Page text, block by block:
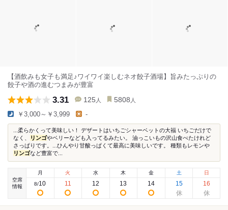
【酒飲みも女子も満足♪ワイワイ楽しむネオ餃子酒場】旨みたっぷりの
餃子や酒の進むつまみが豊富
3.31 125 人 5808 人
￥3,000～￥3,999 -
...柔らかくって美味しい！ デザートはいちごシャーベットの大福 いちごだけで
なく、
リンゴやベリーなども入ってるみたい。 油っこいもの沢山食べたけれど
さっぱりです。...ひんやり甘酸っぱくて最高に美味しいです。 種類もレモンや
リンゴなど豊富で...
空席
情報
月
8/10
火
11
水
12
木
13
金
14
土
15
日
16